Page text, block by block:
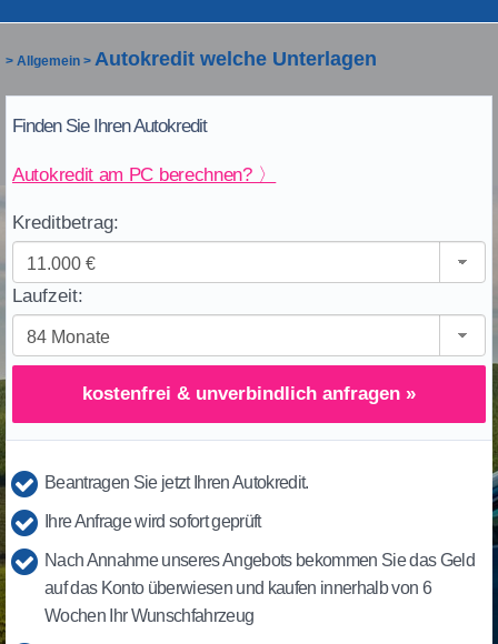
> Allgemein > Autokredit welche Unterlagen
Finden Sie Ihren Autokredit
Autokredit am PC berechnen? 〉
Kreditbetrag:
Laufzeit:
kostenfrei & unverbindlich anfragen »
Beantragen Sie jetzt Ihren Autokredit.
Ihre Anfrage wird sofort geprüft
Nach Annahme unseres Angebots bekommen Sie das Geld
auf das Konto überwiesen und kaufen innerhalb von 6
Wochen Ihr Wunschfahrzeug